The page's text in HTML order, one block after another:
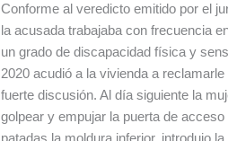
Conforme al veredicto emitido por el
la acusada trabajaba con frecuencia
un grado de discapacidad física y
2020 acudió a la vivienda a
fuerte discusión. Al día siguiente la
golpear y empujar la puerta de
patadas la moldura inferior, introdujo